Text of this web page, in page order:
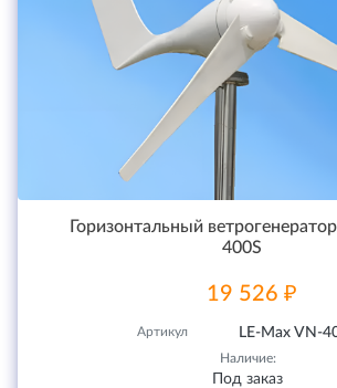
Горизонтальный
400S
19 526 ₽
Артикул LE-Max VN-
Наличие:
Под заказ